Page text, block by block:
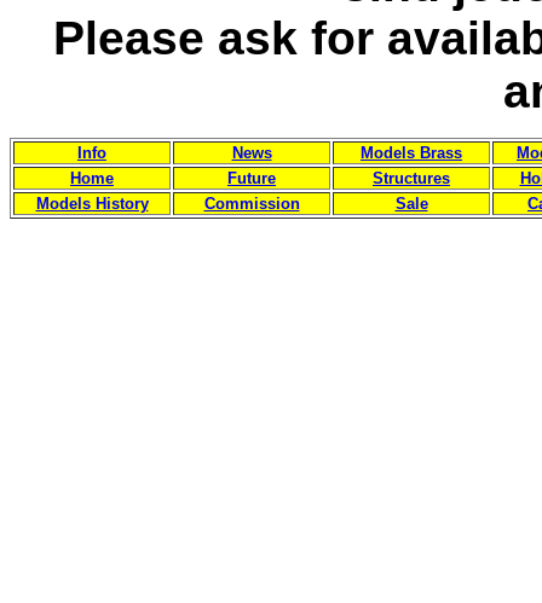
Please ask for
Info News Models Brass
Home
Future Structures
Models History
Commission Sale